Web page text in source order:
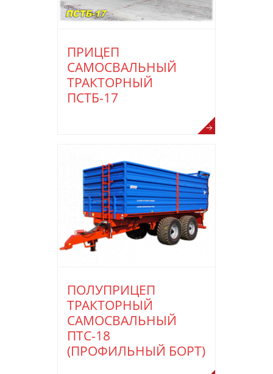
ПРИЦЕП
САМОСВАЛЬНЫЙ
ТРАКТОРНЫЙ
ПСТБ-17
ПОЛУПРИЦЕП
ТРАКТОРНЫЙ
САМОСВАЛЬНЫЙ
ПТС-18
(ПРОФИЛЬНЫЙ БОРТ)